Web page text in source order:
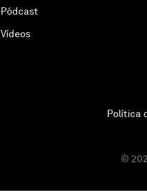
Pódcast
Vídeos
Política
©